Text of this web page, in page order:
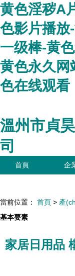
黄色淫秽A
色影片播放
一级棒-黄
黄色永久网
色在线观看
溫州市貞
司
首頁 企
當前位置： 首頁 > 產
基本要素
家居日用品